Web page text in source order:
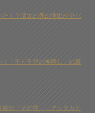
た！？清太の死の理由がヤバ
！「千と千尋の神隠し」の裏
姫の「その後」…アシタカと